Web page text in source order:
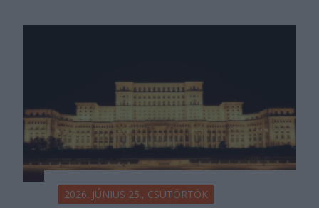
2026. JÚNIUS 25., CSÜTÖRTÖK